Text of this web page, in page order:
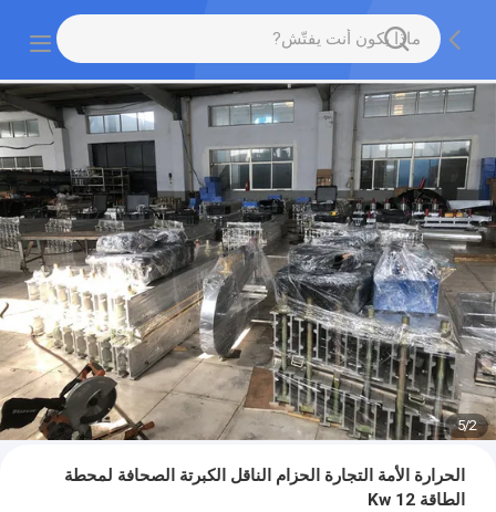
2
/
5
الحرارة الأمة التجارة الحزام الناقل الكبرتة الصحافة لمحطة
الطاقة 12 Kw